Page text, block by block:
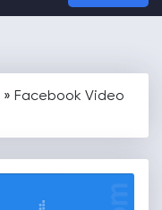
» Facebook Video